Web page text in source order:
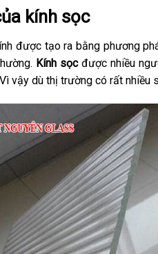
kính sọc
được tạo ra bằng phương
Kính sọcđược nhiều
vậy dù thị trường có rất